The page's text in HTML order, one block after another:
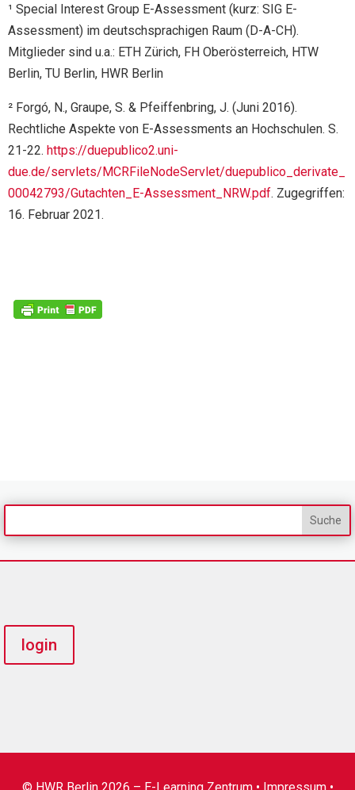
¹ Special Interest Group E-Assessment (kurz: SIG E-
Assessment) im deutschsprachigen Raum (D-A-CH).
Mitglieder sind u.a.: ETH Zürich, FH Oberösterreich, HTW
Berlin, TU Berlin, HWR Berlin
² Forgó, N., Graupe, S. & Pfeiffenbring, J. (Juni 2016).
Rechtliche Aspekte von E-Assessments an Hochschulen. S.
21-22. https://duepublico2.uni-
due.de/servlets/MCRFileNodeServlet/duepublico_derivate_
00042793/Gutachten_E-Assessment_NRW.pdf. Zugegriffen:
16. Februar 2021.
login